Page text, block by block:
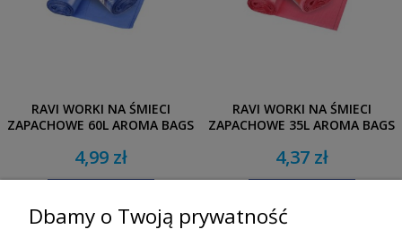
RAVI WORKI NA ŚMIECI
ZAPACHOWE 60L AROMA BAGS
4,99 zł
RAVI WORKI NA ŚMIECI
ZAPACHOWE 35L AROMA BAGS
4,37 zł
Dbamy o Twoją prywatność